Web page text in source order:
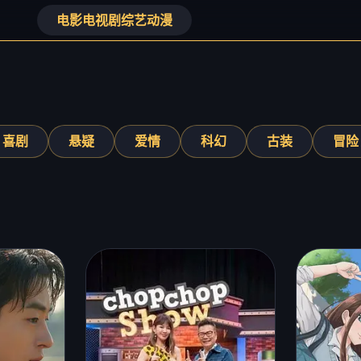
电影电视剧综艺动漫
喜剧 悬疑 爱情 科幻 古装 冒险